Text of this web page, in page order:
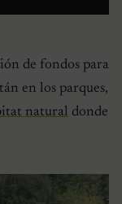
de fondos para
en los parques,
natural donde